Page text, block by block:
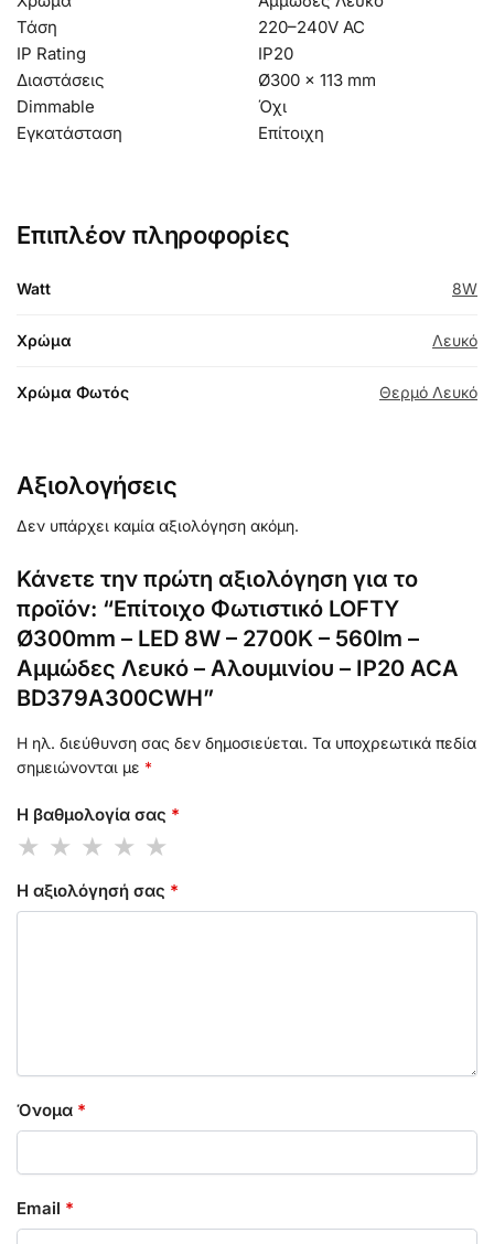
Τάση
220–240V AC
IP Rating
IP20
Διαστάσεις
Ø300 × 113 mm
Dimmable
Όχι
Εγκατάσταση
Επίτοιχη
Επιπλέον πληροφορίες
Watt 8W
Χρώμα Λευκό
Χρώμα Φωτός Θερμό Λευκό
Αξιολογήσεις
Δεν υπάρχει καμία αξιολόγηση ακόμη.
Κάνετε την πρώτη αξιολόγηση για το
προϊόν: “Επίτοιχο Φωτιστικό LOFTY
Ø300mm – LED 8W – 2700K – 560lm –
Αμμώδες Λευκό – Αλουμινίου – IP20 ACA
BD379A300CWH”
Η ηλ. διεύθυνση σας δεν δημοσιεύεται. Τα υποχρεωτικά πεδία
σημειώνονται με *
Η βαθμολογία σας *
Η αξιολόγησή σας *
Όνομα *
Email *